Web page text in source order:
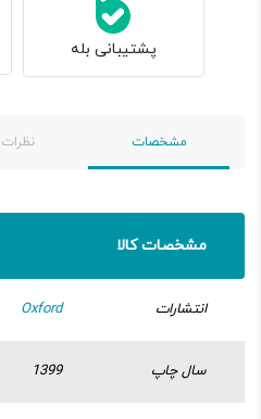
پشتیبانی بله
مشخصات نظرات
مشخصات کالا
انتشارات Oxford
سال چاپ 1399